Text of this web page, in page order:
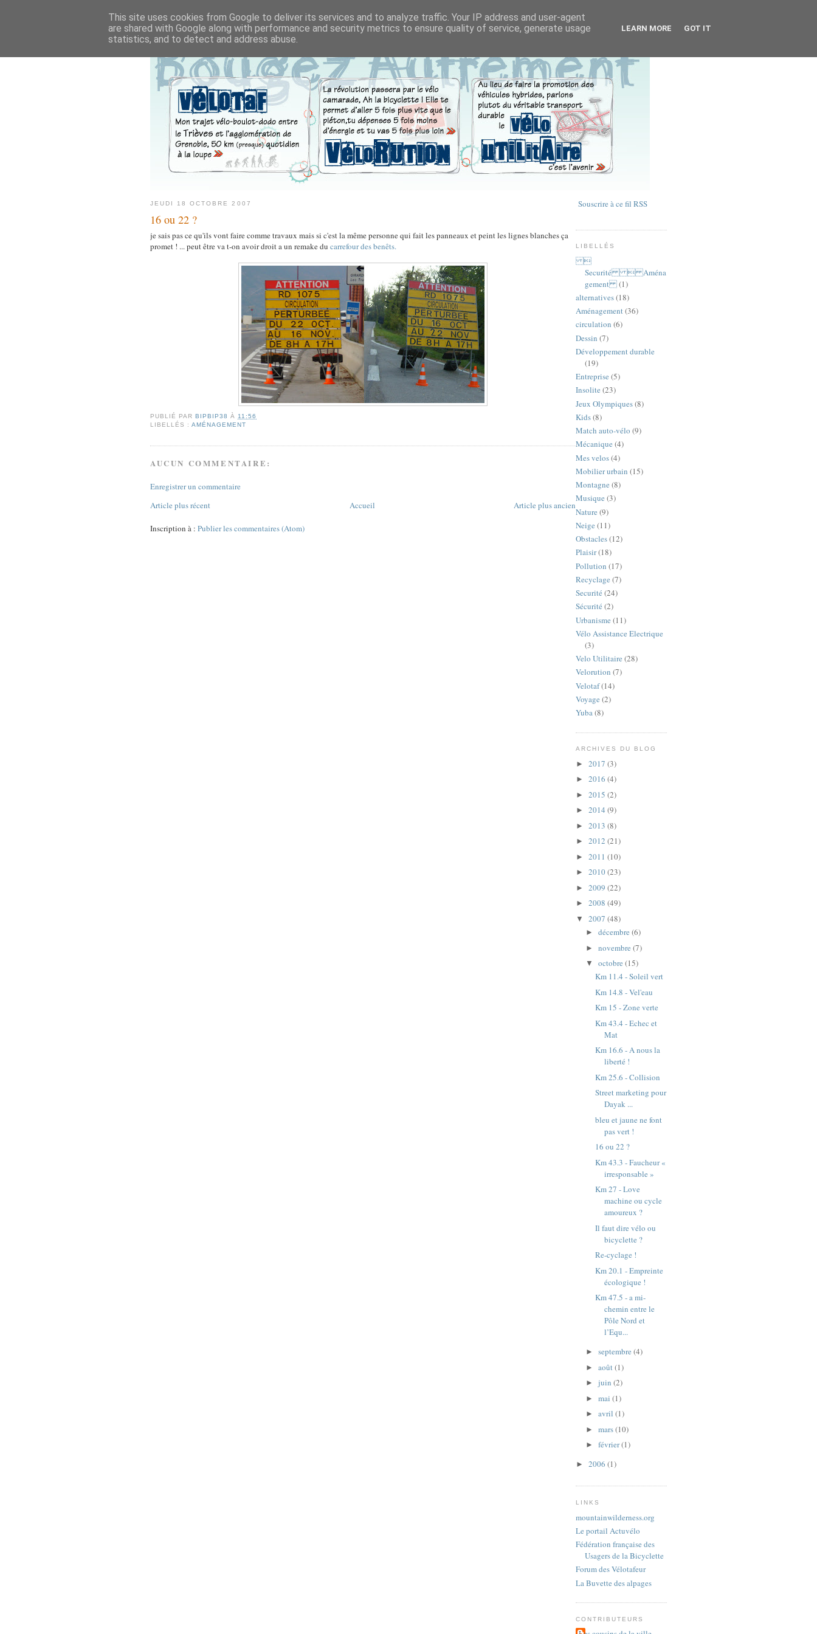
JEUDI 18 OCTOBRE 2007
16 ou 22 ?
je sais pas ce qu'ils vont faire comme travaux mais si c'est la même personne qui fait les panneaux et peint les lignes blanches ça
promet ! ... peut être va t-on avoir droit a un remake du carrefour des benêts.
PUBLIÉ PARBIPBIP38 À 11:56
LIBELLÉS :AMÉNAGEMENT
AUCUN COMMENTAIRE:
Enregistrer un commentaire
Article plus récent
Article plus ancien
Accueil
Inscription à : Publier les commentaires (Atom)
Souscrire à ce fil RSS
LIBELLÉS

Securité  Aména
gement(1)
alternatives(18)
Aménagement(36)
circulation (6)
Dessin (7)
Développement durable
(19)
Entreprise (5)
Insolite (23)
Jeux Olympiques(8)
Kids(8)
Match auto-vélo (9)
Mécanique (4)
Mes velos(4)
Mobilier urbain (15)
Montagne (8)
Musique (3)
Nature (9)
Neige (11)
Obstacles(12)
Plaisir(18)
Pollution (17)
Recyclage (7)
Securité (24)
Sécurité (2)
Urbanisme (11)
Vélo Assistance Electrique
(3)
Velo Utilitaire (28)
Velorution (7)
Velotaf(14)
Voyage (2)
Yuba(8)
ARCHIVES DU BLOG
► 2017 (3)
► 2016 (4)
► 2015 (2)
► 2014 (9)
► 2013 (8)
► 2012 (21)
► 2011 (10)
► 2010(23)
► 2009 (22)
► 2008 (49)
▼ 2007 (48)
► décembre (6)
► novembre (7)
▼ octobre (15)
Km 11.4 - Soleil vert
Km 14.8 - Vel'eau
Km 15 - Zone verte
Km 43.4 - Echec et
Mat
Km 16.6 - A nous la
liberté !
Km 25.6 - Collision
Street marketing pour
Dayak ...
bleu et jaune ne font
pas vert !
16 ou 22 ?
Km 43.3 - Faucheur «
irresponsable »
Km 27 - Love
machine ou cycle
amoureux ?
Il faut dire vélo ou
bicyclette ?
Re-cyclage !
Km 20.1 - Empreinte
écologique !
Km 47.5 - a mi-
chemin entre le
Pôle Nord et
l’Equ...
► septembre (4)
► août(1)
► juin (2)
► mai (1)
► avril (1)
► mars(10)
► février(1)
► 2006 (1)
LINKS
mountainwilderness.org
Le portail Actuvélo
Fédération française des
Usagers de la Bicyclette
Forum des Vélotafeur
La Buvette des alpages
CONTRIBUTEURS
This site uses cookies from Google to deliver its services and to analyze traffic. Your IP address and user-agent
are shared with Google along with performance and security metrics to ensure quality of service, generate usage
statistics, and to detect and address abuse.
LEARN MORE GOT IT